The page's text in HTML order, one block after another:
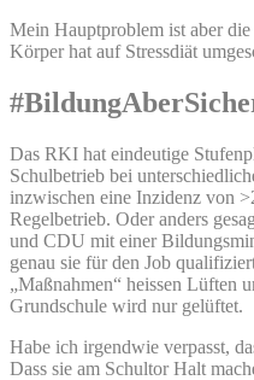
Mein Hauptproblem ist aber
Körper hat auf Stressdiät
Das RKI hat eindeutige
Schulbetrieb bei
inzwischen eine Inzidenz von
Regelbetrieb. Oder anders
und CDU mit einer
genau sie für den Job
„Maßnahmen“ heissen Lüften
Grundschule wird nur gelüftet.
Habe ich irgendwie verpasst,
Dass sie am Schultor Halt